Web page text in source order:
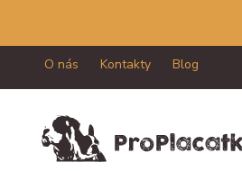
O nás Kontakty Blog